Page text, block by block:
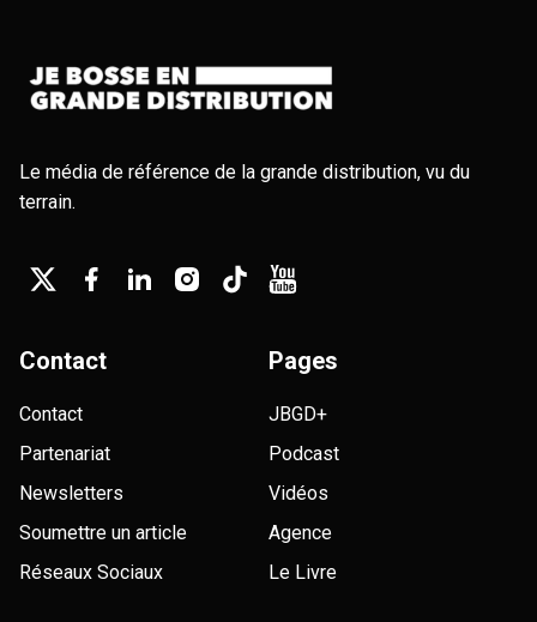
Le média de référence de la grande distribution, vu du
terrain.
Contact
Contact
Partenariat
Newsletters
Soumettre un article
Réseaux Sociaux
Pages
JBGD+
Podcast
Vidéos
Agence
Le Livre